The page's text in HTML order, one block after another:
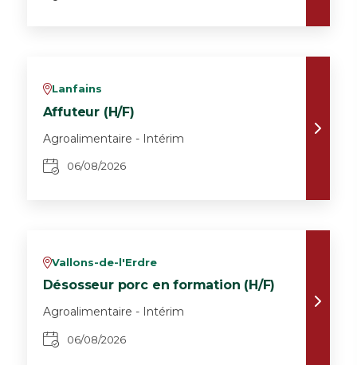
vLanfains
Affuteur (H/F)
Agroalimentaire - Intérim
06/08/2026
vVallons-de-l'Erdre
Désosseur porc en formation (H/F)
Agroalimentaire - Intérim
06/08/2026